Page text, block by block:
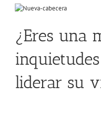
¿Eres una
liderar su